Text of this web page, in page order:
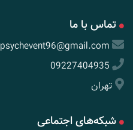
تماس با ما
psychevent96@gmail.com
09227404935
تهران
شبکه‌های اجتماعی